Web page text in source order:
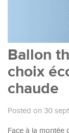
Ballon
choix
chaude
Posted on 30
Face à la montée